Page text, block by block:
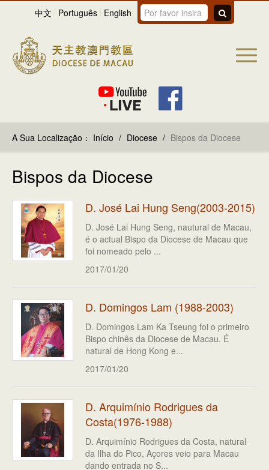
中文 Português English
A Sua Localização： Início / Diocese / Bispos da Diocese
Bispos da Diocese
D. José Lai Hung Seng(2003-2015)
D. José Lai Hung Seng, nautural de Macau,
é o actual Bispo da Diocese de Macau que
foi nomeado pelo ...
2017/01/20
D. Domingos Lam (1988-2003)
D. Domingos Lam Ka Tseung foi o primeiro
Bispo chinês da Diocese de Macau. É
natural de Hong Kong e...
2017/01/20
D. Arquimínio Rodrigues da
Costa(1976-1988)
D. Arquimínio Rodrigues da Costa, natural
da Ilha do Pico, Açores veio para Macau
dando entrada no S...